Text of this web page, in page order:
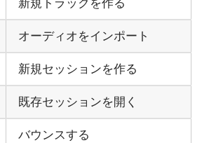
新規トラックを作る
オーディオをインポート
新規セッションを作る
既存セッションを開く
バウンスする